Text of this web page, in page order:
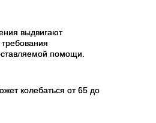
выдвигают
помощи.
колебаться от 65 до